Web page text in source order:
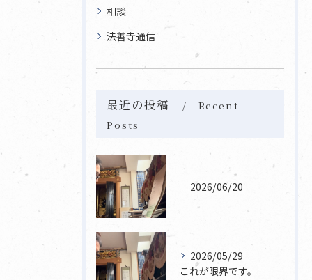
相談
法善寺通信
最近の投稿
Recent
Posts
2026/06/20
2026/05/29
これが限界です。